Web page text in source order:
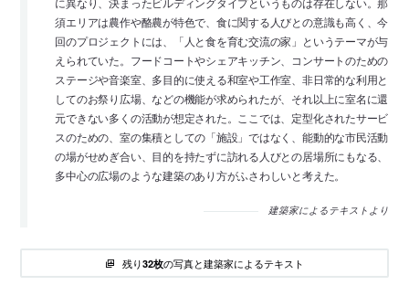
に異なり、決まったビルディングタイプというものは存在しない。那
須エリアは農作や酪農が特色で、食に関する人びとの意識も高く、今
回のプロジェクトには、「人と食を育む交流の家」というテーマが与
えられていた。フードコートやシェアキッチン、コンサートのための
ステージや音楽室、多目的に使える和室や工作室、非日常的な利用と
してのお祭り広場、などの機能が求められたが、それ以上に室名に還
元できない多くの活動が想定された。ここでは、定型化されたサービ
スのための、室の集積としての「施設」ではなく、能動的な市民活動
の場がせめぎ合い、目的を持たずに訪れる人びとの居場所にもなる、
多中心の広場のような建築のあり方がふさわしいと考えた。
建築家によるテキストより
残り32枚の写真と建築家によるテキスト